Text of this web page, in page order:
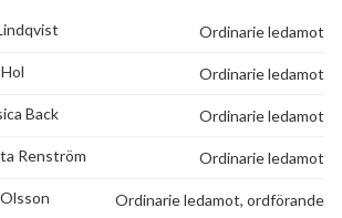
Ordinarie ledamot
Ordinarie ledamot
Back Ordinarie ledamot
Renström Ordinarie ledamot
Ordinarie ledamot, ordförande